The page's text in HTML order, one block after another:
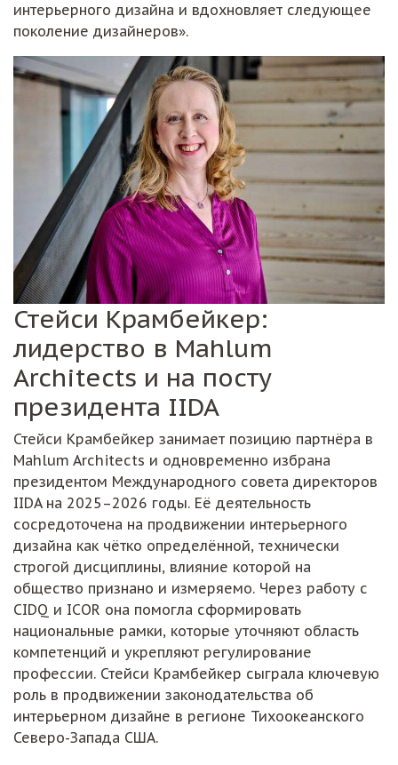
интерьерного дизайна и вдохновляет следующее
поколение дизайнеров».
Стейси Крамбейкер:
лидерство в Mahlum
Architects и на посту
президента IIDA
Стейси Крамбейкер занимает позицию партнёра в
Mahlum Architects и одновременно избрана
президентом Международного совета директоров
IIDA на 2025–2026 годы. Её деятельность
сосредоточена на продвижении интерьерного
дизайна как чётко определённой, технически
строгой дисциплины, влияние которой на
общество признано и измеряемо. Через работу с
CIDQ и ICOR она помогла сформировать
национальные рамки, которые уточняют область
компетенций и укрепляют регулирование
профессии. Стейси Крамбейкер сыграла ключевую
роль в продвижении законодательства об
интерьерном дизайне в регионе Тихоокеанского
Северо-Запада США.